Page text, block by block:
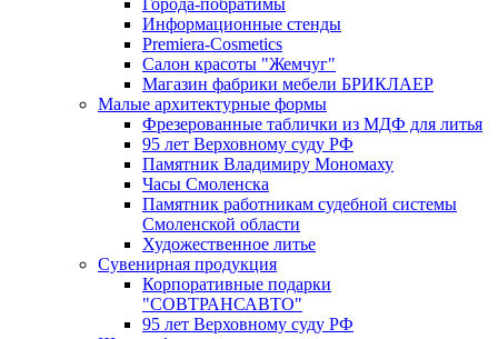
Города-побратимы
Информационные стенды
Premiera-Cosmetics
Салон красоты "Жемчуг"
Магазин фабрики мебели БРИКЛАЕР
Малые архитектурные формы
Фрезерованные таблички из МДФ для литья
95 лет Верховному суду РФ
Памятник Владимиру Мономаху
Часы Смоленска
Памятник работникам судебной системы
Смоленской области
Художественное литье
Сувенирная продукция
Корпоративные подарки
"СОВТРАНСАВТО"
95 лет Верховному суду РФ